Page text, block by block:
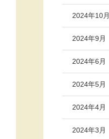
2024年10月
2024年9月
2024年6月
2024年5月
2024年4月
2024年3月